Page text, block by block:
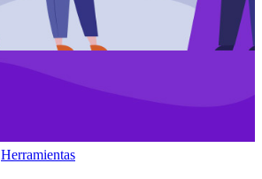
Herramientas